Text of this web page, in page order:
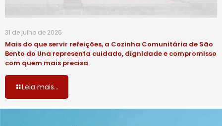
31 de julho de 2026
Mais do que servir refeições, a Cozinha Comunitária de São
Bento do Una representa cuidado, dignidade e compromisso
com quem mais precisa
Leia mais...